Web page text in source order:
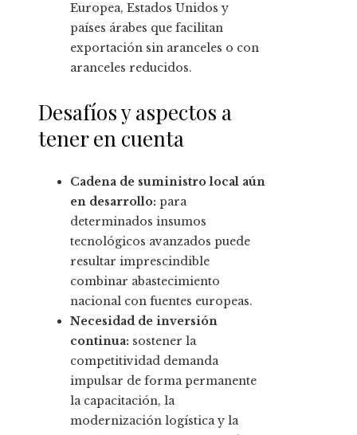
Europea, Estados Unidos y
países árabes que facilitan
exportación sin aranceles o con
aranceles reducidos.
Desafíos y aspectos a
tener en cuenta
Cadena de suministro local aún
en desarrollo: para
determinados insumos
tecnológicos avanzados puede
resultar imprescindible
combinar abastecimiento
nacional con fuentes europeas.
Necesidad de inversión
continua: sostener la
competitividad demanda
impulsar de forma permanente
la capacitación, la
modernización logística y la